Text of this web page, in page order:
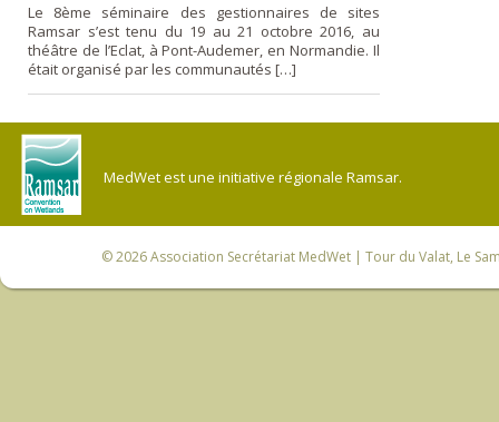
Le 8ème séminaire des gestionnaires de sites
Ramsar s’est tenu du 19 au 21 octobre 2016, au
théâtre de l’Eclat, à Pont-Audemer, en Normandie. Il
était organisé par les communautés […]
MedWet est une initiative régionale Ramsar.
© 2026Association Secrétariat MedWet | Tour du Valat, Le